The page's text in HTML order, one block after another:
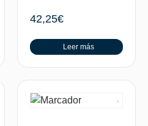
42,25€
Leer más